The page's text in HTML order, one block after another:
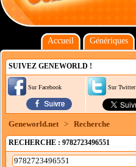
Accueil Génériques
SUIVEZ GENEWORLD !
Sur Facebook Sur Twitter
Geneworld.net > Recherche
RECHERCHE : 9782723496551